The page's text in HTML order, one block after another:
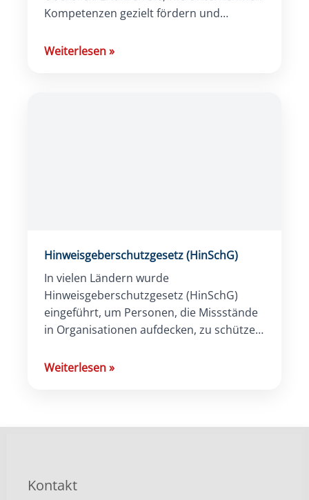
Kompetenzen gezielt fördern und
Weiterlesen»
Hinweisgeberschutzgesetz (HinSchG)
In vielen Ländern wurde
Hinweisgeberschutzgesetz (HinSchG)
eingeführt, um Personen, die Missstände
in Organisationen aufdecken, zu schützen
weitreichende Implikationen für die
Weiterlesen»
Kontakt